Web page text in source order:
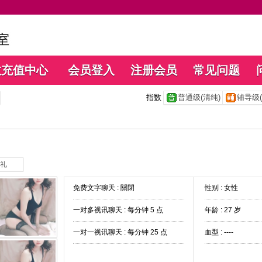
值中心 会员登入 注册会员 常见问题
指数 普通级(清纯) 辅导级
免费文字聊天 : 關閉
一对多视讯聊天 : 每分钟 5 点
一对一视讯聊天 : 每分钟 25 点
性别 : 女性
年龄 : 27 岁
血型 : ----